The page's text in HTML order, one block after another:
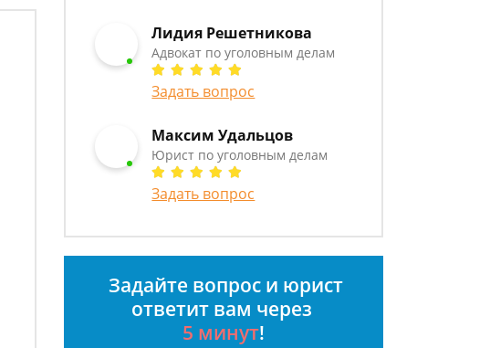
Лидия Решетникова
Адвокат по уголовным делам
Задать вопрос
Максим Удальцов
Юрист по уголовным делам
Задать вопрос
Задайте вопрос и юрист
ответит вам через
5 минут!